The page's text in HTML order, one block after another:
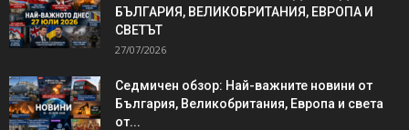
БЪЛГАРИЯ, ВЕЛИКОБРИТАНИЯ, ЕВРОПА И
СВЕТЪТ
27/07/2026
Седмичен обзор: Най-важните новини от
България, Великобритания, Европа и света
от...